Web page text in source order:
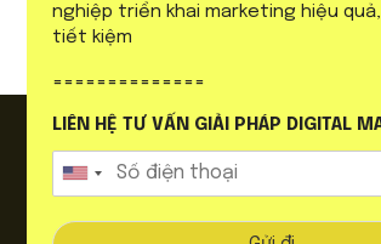
nghiệp triển khai marketing hiệu
tiết kiệm
==============
LIÊN HỆ TƯ VẤN GIẢI PHÁP DIGITAL